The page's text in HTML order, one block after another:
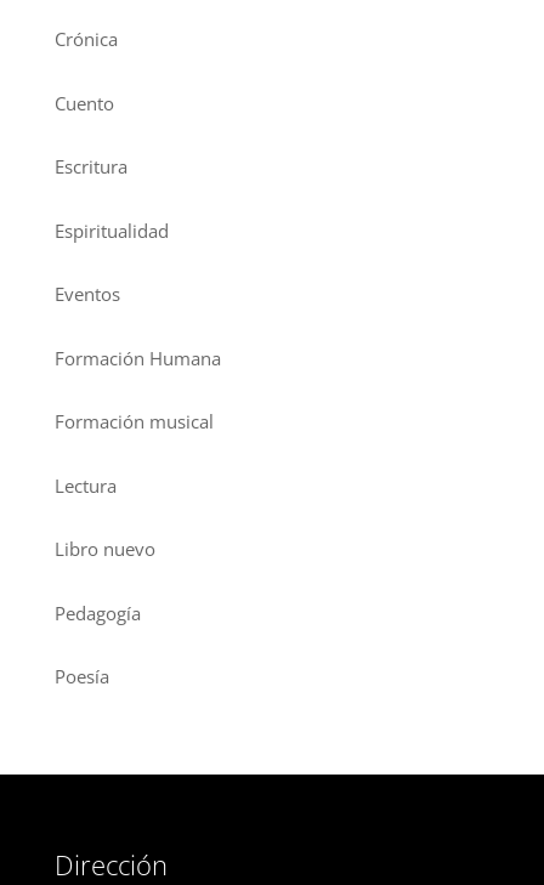
Crónica
Cuento
Escritura
Espiritualidad
Eventos
Formación Humana
Formación musical
Lectura
Libro nuevo
Pedagogía
Poesía
Dirección